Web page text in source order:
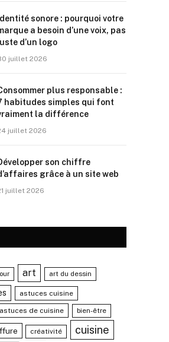
Identité sonore : pourquoi votre
a besoin d’une voix, pas
d’un logo
juillet 2026
plus responsable :
habitudes simples qui font
la différence
juillet 2026
son chiffre
grâce à un site web
juillet 2026
art art du dessin
astuces cuisine
astuces de cuisine bien-être
créativité cuisine